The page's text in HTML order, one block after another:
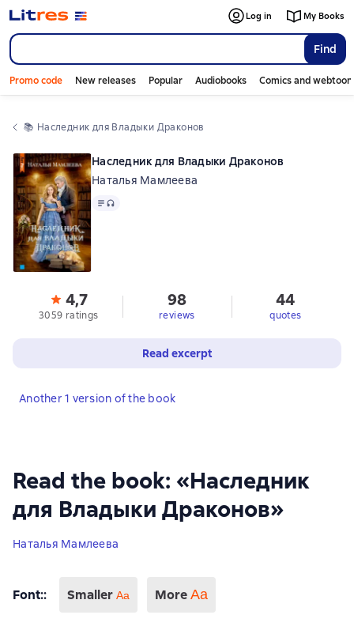
Find
Log in My Books
Promo code New releases Popular Audiobooks Comics and
📚 Наследник для Владыки Драконов
Read the book: «Наследник
для Владыки Драконов»
Наталья Мамлеева
Font:: Smaller Aa More Аа
Наследник для Владыки Драконов
Наталья Мамлеева
Text, audio format available
4,7
3059 ratings
98
reviews
44
quotes
Read excerpt
Another 1 version of the book